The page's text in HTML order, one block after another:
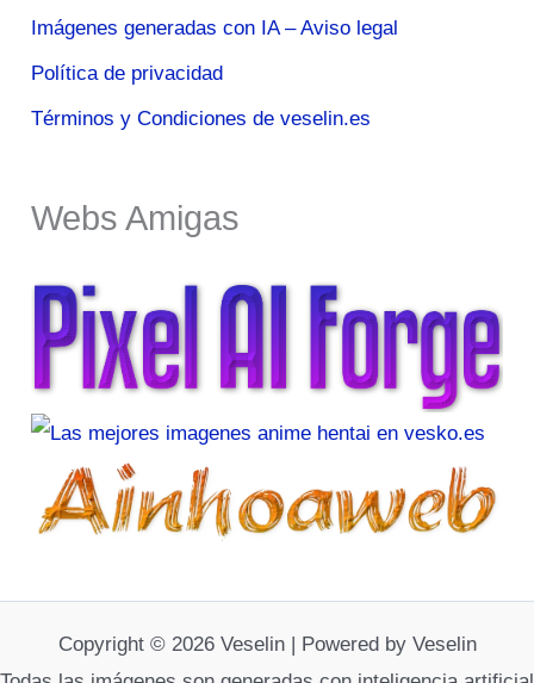
Imágenes generadas con IA – Aviso legal
Política de privacidad
Términos y Condiciones de veselin.es
Webs Amigas
Copyright © 2026 Veselin | Powered by Veselin